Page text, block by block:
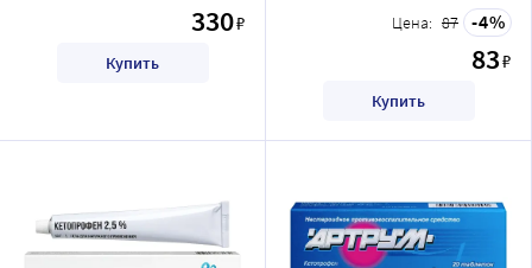
330₽
Купить
Цена: 87 4
83₽
Купить